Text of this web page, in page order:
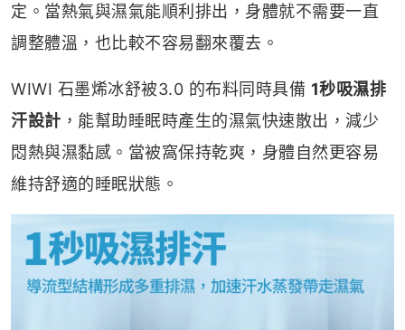
定。當熱氣與濕氣能順利排出，身體就不需要一直
調整體溫，也比較不容易翻來覆去。
WIWI 石墨烯冰舒被3.0 的布料同時具備 1秒吸濕排
汗設計 ，能幫助睡眠時產生的濕氣快速散出，減少
悶熱與濕黏感。當被窩保持乾爽，身體自然更容易
維持舒適的睡眠狀態。